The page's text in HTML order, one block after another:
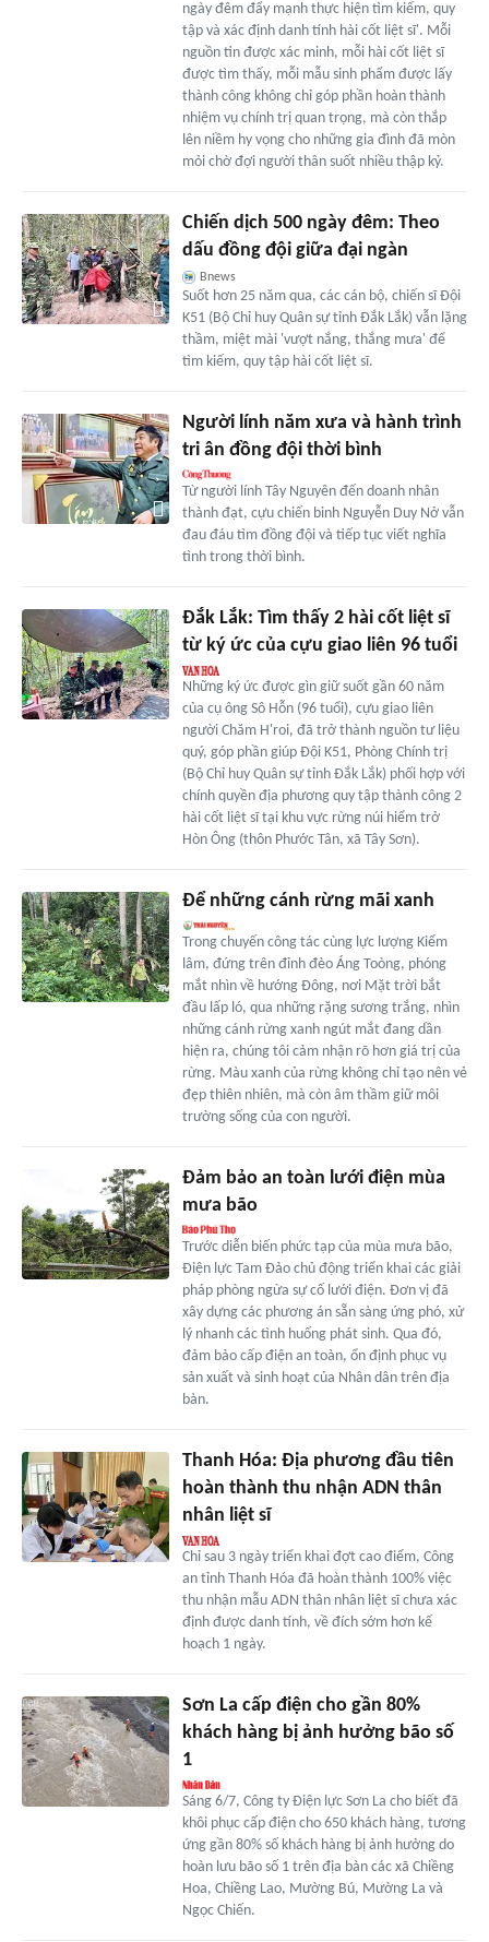
ngày đêm đẩy mạnh thực hiện tìm kiếm, quy
tập và xác định danh tính hài cốt liệt sĩ'. Mỗi
nguồn tin được xác minh, mỗi hài cốt liệt sĩ
được tìm thấy, mỗi mẫu sinh phẩm được lấy
thành công không chỉ góp phần hoàn thành
nhiệm vụ chính trị quan trọng, mà còn thắp
lên niềm hy vọng cho những gia đình đã mòn
mỏi chờ đợi người thân suốt nhiều thập kỷ.
Chiến dịch 500 ngày đêm: Theo
dấu đồng đội giữa đại ngàn
Bnews
Suốt hơn 25 năm qua, các cán bộ, chiến sĩ Đội
K51 (Bộ Chỉ huy Quân sự tỉnh Đắk Lắk) vẫn lặng
thầm, miệt mài 'vượt nắng, thắng mưa' để
tìm kiếm, quy tập hài cốt liệt sĩ.
Người lính năm xưa và hành trình
tri ân đồng đội thời bình
Từ người lính Tây Nguyên đến doanh nhân
thành đạt, cựu chiến binh Nguyễn Duy Nở vẫn
đau đáu tìm đồng đội và tiếp tục viết nghĩa
tình trong thời bình.
Đắk Lắk: Tìm thấy 2 hài cốt liệt sĩ
từ ký ức của cựu giao liên 96 tuổi
Những ký ức được gìn giữ suốt gần 60 năm
của cụ ông Sô Hỗn (96 tuổi), cựu giao liên
người Chăm H'roi, đã trở thành nguồn tư liệu
quý, góp phần giúp Đội K51, Phòng Chính trị
(Bộ Chỉ huy Quân sự tỉnh Đắk Lắk) phối hợp với
chính quyền địa phương quy tập thành công 2
hài cốt liệt sĩ tại khu vực rừng núi hiểm trở
Hòn Ông (thôn Phước Tân, xã Tây Sơn).
Để những cánh rừng mãi xanh
Trong chuyến công tác cùng lực lượng Kiểm
lâm, đứng trên đỉnh đèo Áng Toòng, phóng
mắt nhìn về hướng Đông, nơi Mặt trời bắt
đầu lấp ló, qua những rặng sương trắng, nhìn
những cánh rừng xanh ngút mắt đang dần
hiện ra, chúng tôi cảm nhận rõ hơn giá trị của
rừng. Màu xanh của rừng không chỉ tạo nên vẻ
đẹp thiên nhiên, mà còn âm thầm giữ môi
trường sống của con người.
Đảm bảo an toàn lưới điện mùa
mưa bão
Trước diễn biến phức tạp của mùa mưa bão,
Điện lực Tam Đảo chủ động triển khai các giải
pháp phòng ngừa sự cố lưới điện. Đơn vị đã
xây dựng các phương án sẵn sàng ứng phó, xử
lý nhanh các tình huống phát sinh. Qua đó,
đảm bảo cấp điện an toàn, ổn định phục vụ
sản xuất và sinh hoạt của Nhân dân trên địa
bàn.
Thanh Hóa: Địa phương đầu tiên
hoàn thành thu nhận ADN thân
nhân liệt sĩ
Chỉ sau 3 ngày triển khai đợt cao điểm, Công
an tỉnh Thanh Hóa đã hoàn thành 100% việc
thu nhận mẫu ADN thân nhân liệt sĩ chưa xác
định được danh tính, về đích sớm hơn kế
hoạch 1 ngày.
Sơn La cấp điện cho gần 80%
khách hàng bị ảnh hưởng bão số
1
Sáng 6/7, Công ty Điện lực Sơn La cho biết đã
khôi phục cấp điện cho 650 khách hàng, tương
ứng gần 80% số khách hàng bị ảnh hưởng do
hoàn lưu bão số 1 trên địa bàn các xã Chiềng
Hoa, Chiềng Lao, Mường Bú, Mường La và
Ngọc Chiến.